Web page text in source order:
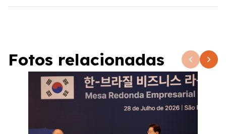
Fotos relacionadas